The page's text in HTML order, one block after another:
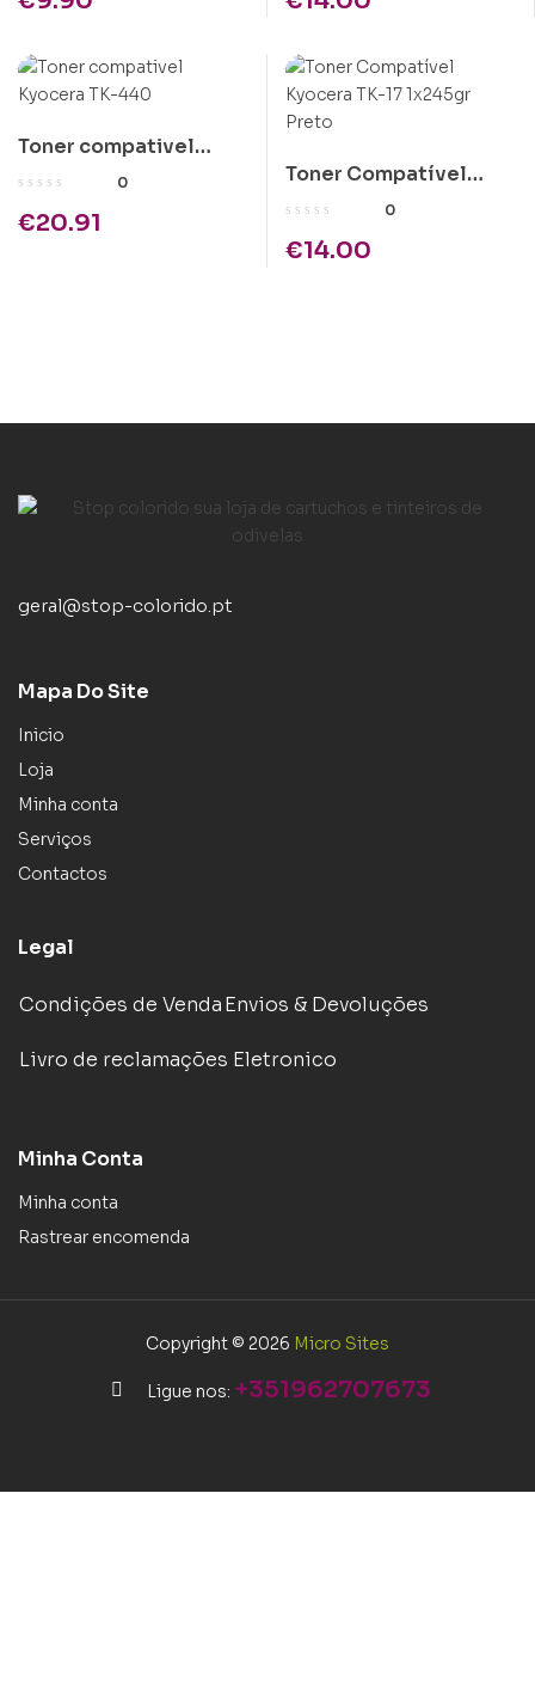
Toner compativel
Kyocera TK-440
0
€20.91
Toner Compatível
Kyocera TK-17 1x245gr
0
€14.00
geral@stop-colorido.pt
Mapa Do Site
Inicio
Loja
Minha conta
Serviços
Contactos
Legal
Condições de VendaEnvios & Devoluções
Livro de reclamações Eletronico
Minha Conta
Minha conta
Rastrear encomenda
Copyright © 2026 Micro Sites
Ligue nos: +351962707673